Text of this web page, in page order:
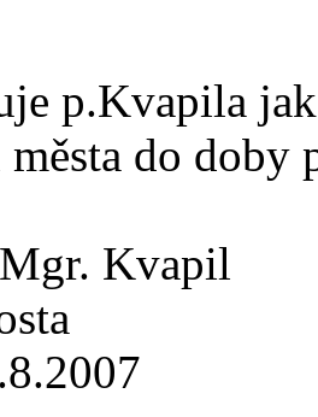
p.Kvapila
do doby
Kvapil